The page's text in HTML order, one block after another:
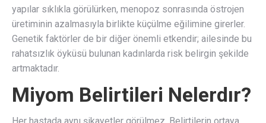
yapılar sıklıkla görülürken, menopoz sonrasında östrojen
üretiminin azalmasıyla birlikte küçülme eğilimine girerler.
Genetik faktörler de bir diğer önemli etkendir; ailesinde bu
rahatsızlık öyküsü bulunan kadınlarda risk belirgin şekilde
artmaktadır.
Miyom Belirtileri Nelerdır?